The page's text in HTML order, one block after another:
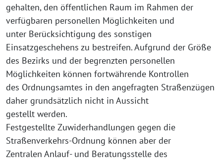
gehalten, den öffentlichen Raum im Rahmen der
verfügbaren personellen Möglichkeiten und
unter Berücksichtigung des sonstigen
Einsatzgeschehens zu bestreifen. Aufgrund der Größe
des Bezirks und der begrenzten personellen
Möglichkeiten können fortwährende Kontrollen
des Ordnungsamtes in den angefragten Straßenzügen
daher grundsätzlich nicht in Aussicht
gestellt werden.
Festgestellte Zuwiderhandlungen gegen die
Straßenverkehrs-Ordnung können aber der
Zentralen Anlauf- und Beratungsstelle des